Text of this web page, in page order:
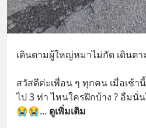
เดินตามผู้ใหญ่หมาไม่กัด เดินตา
สวัสดีค่ะเพื่อน ๆ ทุกคน เมื่อเช้า
ไป 3 ท่า ไหนใครฝึกบ้าง ? อืมนั่
😭😭... ดูเพิ่มเติม